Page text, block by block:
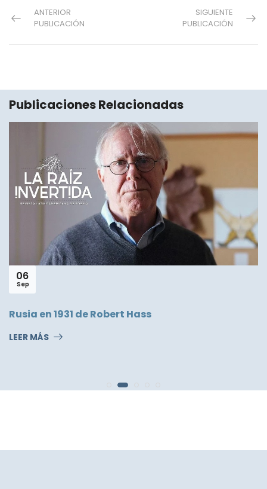
ANTERIOR
PUBLICACIÓN
SIGUIENTE
PUBLICACIÓN
Publicaciones Relacionadas
06
Sep
Rusia en 1931 de Robert Hass
LEER MÁS